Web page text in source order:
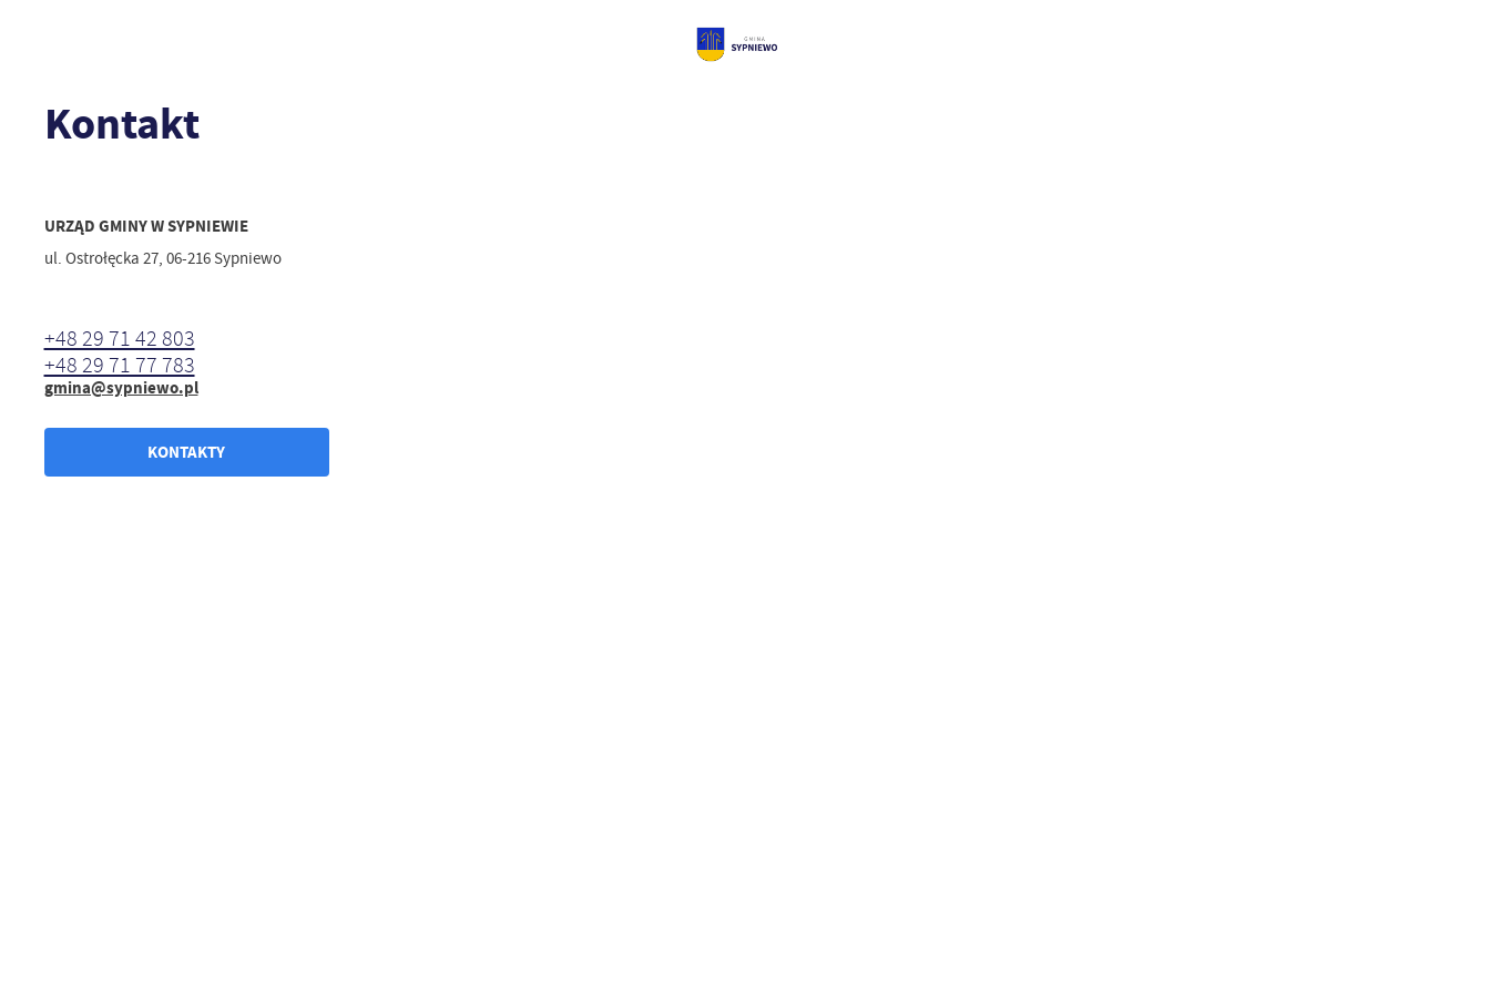
Kontakt
URZĄD GMINY W SYPNIEWIE
ul. Ostrołęcka 27, 06-216 Sypniewo
+48 29 71 42 803
+48 29 71 77 783
gmina@sypniewo.pl
KONTAKTY